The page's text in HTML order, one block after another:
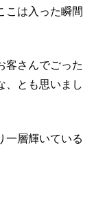
こは入った瞬間
客さんでごった
、とも思いまし
一層輝いている